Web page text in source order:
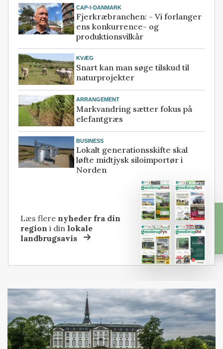
CAP-I-DANMARK
Fjerkræbranchen: - Vi forlanger
ens konkurrence- og
produktionsvilkår
KVÆG
Snart kan man søge tilskud til
naturprojekter
ARRANGEMENT
Markvandring sætter fokus på
elefantgræs
BUSINESS
Lokalt generationsskifte skal
løfte midtjysk siloimportør i
Norden
Læs flere nyheder fra din
region i dinlokale
landbrugsavis